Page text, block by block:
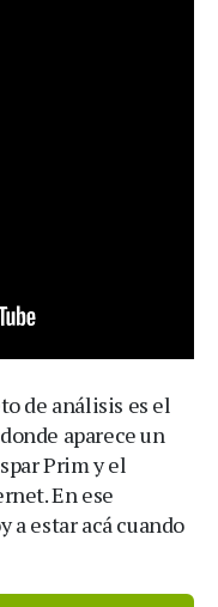
de análisis es el
aparece un
Prim y el
En ese
a estar acá cuando